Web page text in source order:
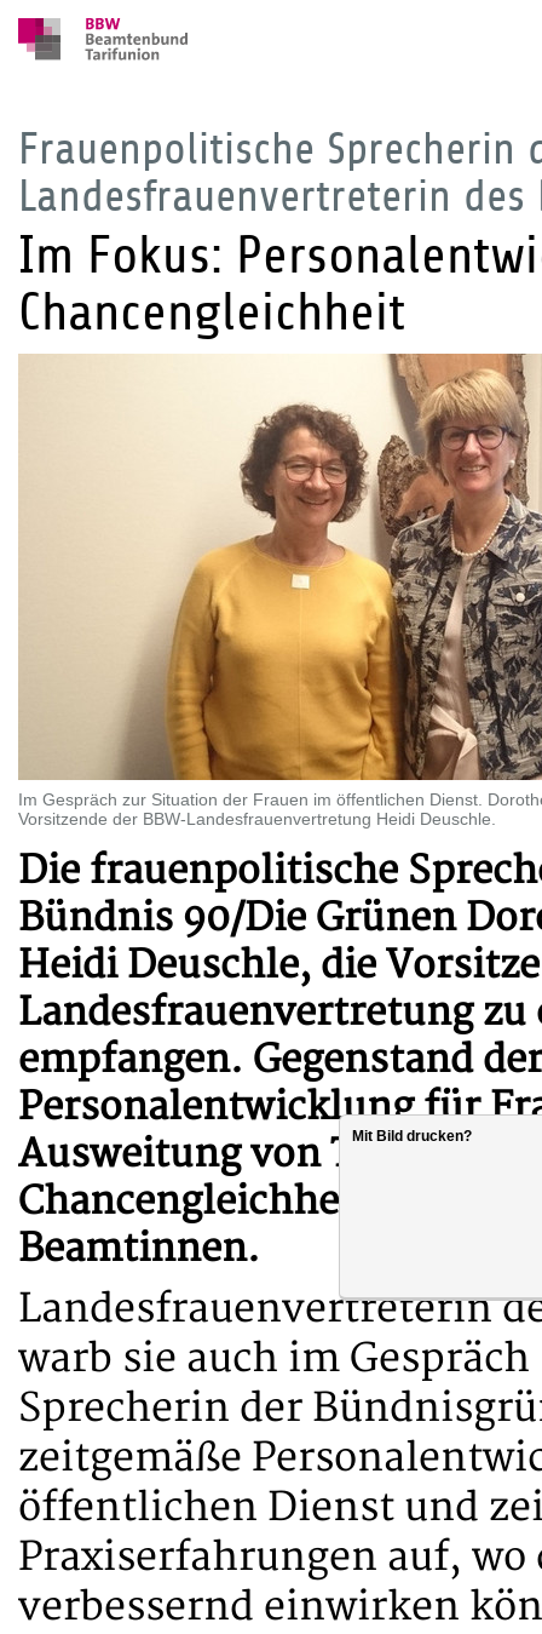
Frauenpolitische
Landesfrauenvertreterin des
Im Fokus:
Chancengleichheit
Im Gespräch zur Situation der Frauen im öffentlichen Dienst.
Vorsitzende der BBW-Landesfrauenvertretung Heidi Deuschle.
Die frauenpolitische
Bündnis 90/Die Grünen
Heidi Deuschle, die
Landesfrauenvertretung zu
empfangen. Gegenstand
Personalentwicklung für
Ausweitung von
Chancengleichheitsgesetz
Beamtinnen.
Landesfrauenvertreterin
warb sie auch im
Sprecherin der
zeitgemäße
öffentlichen Dienst und
Praxiserfahrungen auf,
verbessernd einwirken
Mit Bild drucken?